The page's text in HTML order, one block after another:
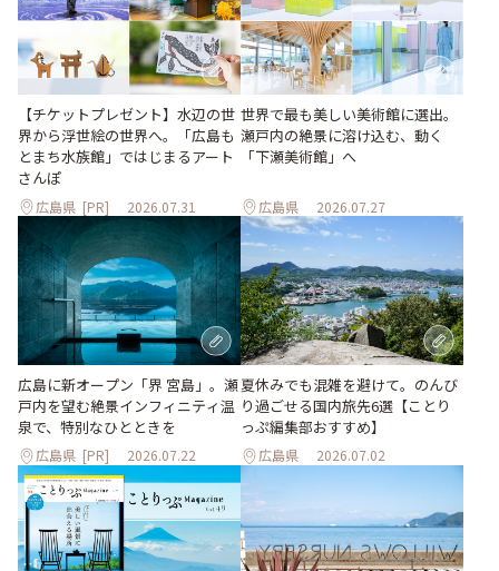
【チケットプレゼント】水辺の世
界から浮世絵の世界へ。「広島も
とまち水族館」ではじまるアート
さんぽ
広島県 [PR] 2026.07.31
世界で最も美しい美術館に選出。
瀬戸内の絶景に溶け込む、動く
「下瀬美術館」へ
広島県 2026.07.27
広島に新オープン「界 宮島」。瀬
戸内を望む絶景インフィニティ温
泉で、特別なひとときを
広島県 [PR] 2026.07.22
夏休みでも混雑を避けて。のんび
り過ごせる国内旅先6選【ことり
っぷ編集部おすすめ】
広島県 2026.07.02